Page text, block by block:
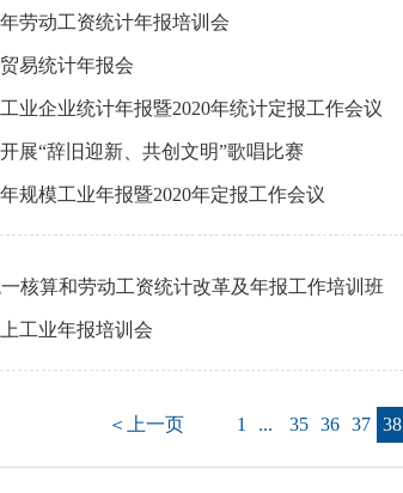
劳动工资统计年报培训会
易统计年报会
业企业统计年报暨2020年统计定报工作会议
展“辞旧迎新、共创文明”歌唱比赛
规模工业年报暨2020年定报工作会议
核算和劳动工资统计改革及年报工作培训班
工业年报培训会
＜上一页 1 ... 35 36 37 38